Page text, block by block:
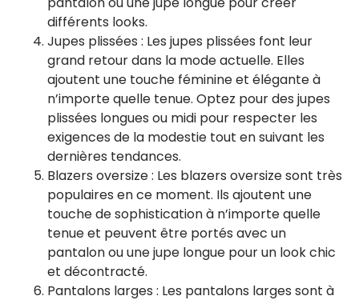
différents looks.
Jupes plissées : Les jupes plissées font leur
grand retour dans la mode actuelle. Elles
ajoutent une touche féminine et élégante à
n’importe quelle tenue. Optez pour des jupes
plissées longues ou midi pour respecter les
exigences de la modestie tout en suivant les
dernières tendances.
Blazers oversize : Les blazers oversize sont très
populaires en ce moment. Ils ajoutent une
touche de sophistication à n’importe quelle
tenue et peuvent être portés avec un
pantalon ou une jupe longue pour un look chic
et décontracté.
Pantalons larges : Les pantalons larges sont à